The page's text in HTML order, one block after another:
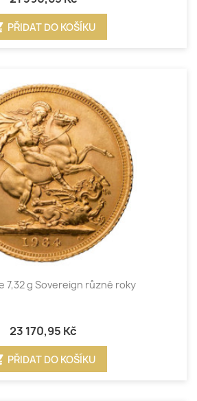
PŘIDAT DO KOŠÍKU
7,32 g Sovereign různé roky
23 170,95 Kč
PŘIDAT DO KOŠÍKU